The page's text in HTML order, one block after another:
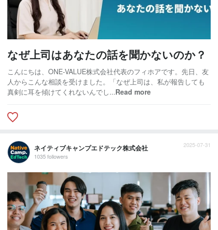
なぜ上司はあなたの話を聞かないのか？
こんにちは、ONE-VALUE株式会社代表のフィホアです。先日、友
人からこんな相談を受けました。「なぜ上司は、私が報告しても
真剣に耳を傾けてくれないんでし...Read more
ネイティブキャンプエドテック株式会社
1035 followers
2025-07-31